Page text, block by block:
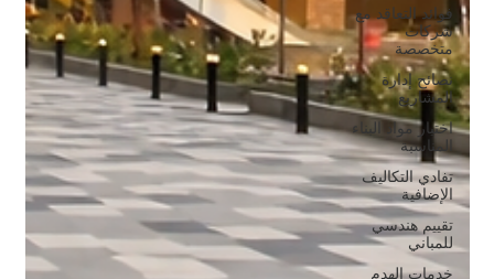
فوائد التعاقد مع
شركات
متخصصة
نصائح إدارة
المشاريع
اختيار مواد البناء
المناسبة
تفادي التكاليف
الإضافية
تقييم هندسي
للمباني
خدمات الهدم